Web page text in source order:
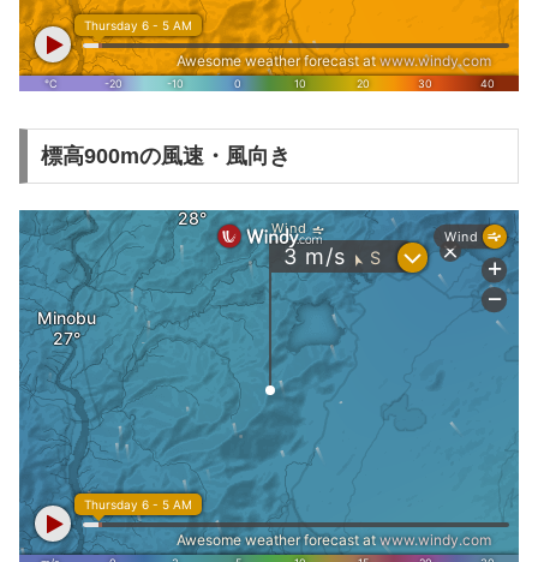
標高900mの風速・風向き